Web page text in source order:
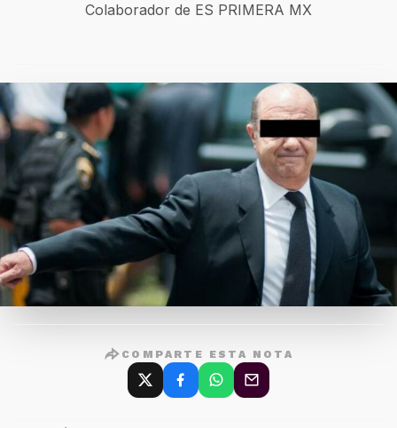
Colaborador de ES PRIMERA MX
COMPARTE ESTA NOTA